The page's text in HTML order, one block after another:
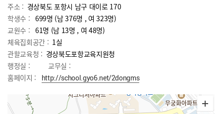
주소 : 경상북도 포항시 남구 대이로 170
학생수 : 699명 (남 376명 , 여 323명)
교원수 : 61명 (남 13명 , 여 48명)
체육집회공간 : 1실
관할교육청 : 경상북도포항교육지원청
행정실 :
교무실 :
홈페이지 :
http://school.gyo6.net/2dongms